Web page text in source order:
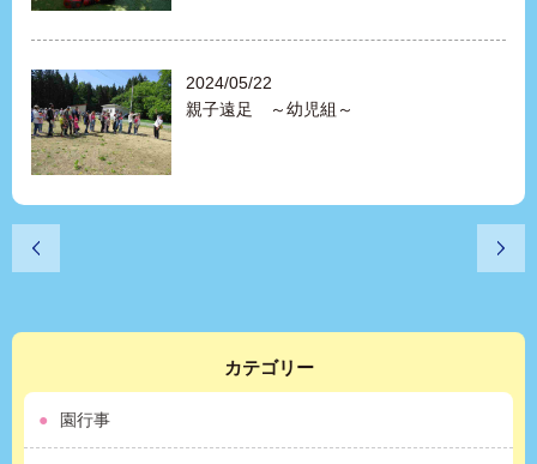
2024/05/22
親子遠足 ～幼児組～
カテゴリー
園行事